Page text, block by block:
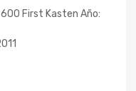
600 First Kasten Año: